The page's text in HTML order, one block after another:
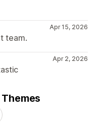
Apr 15, 2026
team.
Apr 2, 2026